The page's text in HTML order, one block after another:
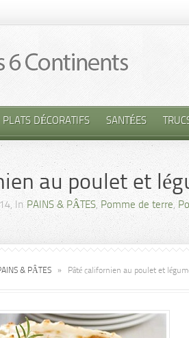
PLATS DÉCORATIFS SANTÉES
au poulet et
In PAINS & PÂTES,Pomme de terre,
& PÂTES » Pâté californien au poulet et